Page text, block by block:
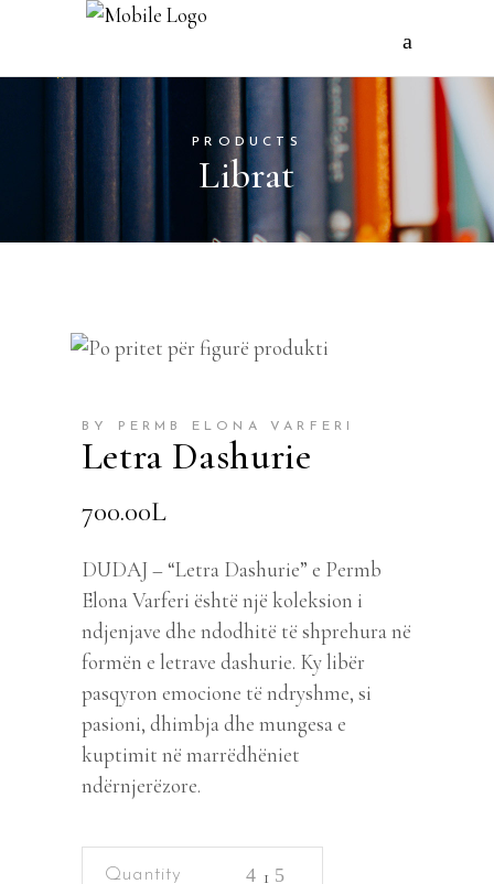
PRODUCTS
Librat
BY PERMB ELONA VARFERI
Letra Dashurie
700.00L
DUDAJ – “Letra Dashurie” e Permb
Elona Varferi është një koleksion i
ndjenjave dhe ndodhitë të shprehura në
formën e letrave dashurie. Ky libër
pasqyron emocione të ndryshme, si
pasioni, dhimbja dhe mungesa e
kuptimit në marrëdhëniet
ndërnjerëzore.